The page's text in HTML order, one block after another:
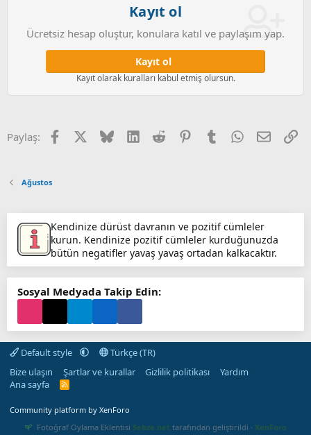
Kayıt ol
Ücretsiz hesap oluştur, konulara katıl ve paylaşım yap.
Kayıt ol
Kayıt olarak kuralları kabul etmiş olursun.
Paylaş: FacebookX (Twitter)
BlueskyLinkedInReddit PinterestTumblr WhatsApp
E-posta
Ağustos
Kendinize dürüst davranın ve pozitif cümleler
kurun. Kendinize pozitif cümleler kurduğunuzda
bütün negatifler yavaş yavaş ortadan kalkacaktır.
Sosyal Medyada Takip Edin:
Default style
Türkçe (TR)
Bize ulaşın
Şartlar ve kurallar Gizlilik politikası
Yardım
Ana sayfa
R
S
Community platform by XenForo
Fotoğraf Oylama Eklentisi Sebze.net tarafından geliştirildi · XenForo